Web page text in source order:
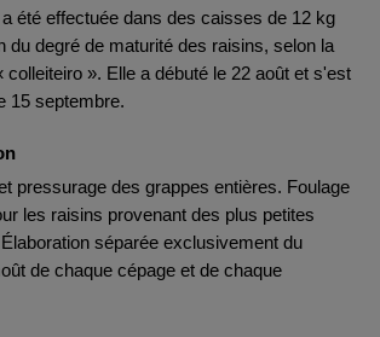
été effectuée dans des caisses de 12 kg
du degré de maturité des raisins, selon la
colleiteiro ». Elle a débuté le 22 août et s'est
15 septembre.
pressurage des grappes entières. Foulage
les raisins provenant des plus petites
séparée exclusivement du
de chaque cépage et de chaque